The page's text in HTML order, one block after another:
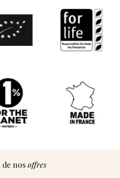
nosoffres